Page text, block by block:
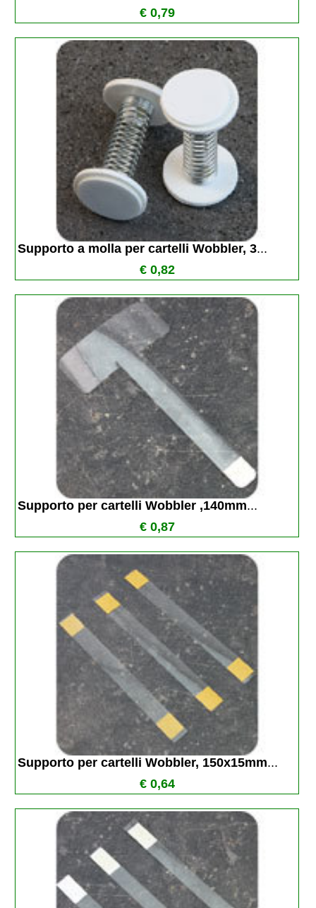
€ 0,79
Supporto a molla per cartelli Wobbler, 3...
€ 0,82
Supporto per cartelli Wobbler ,140mm...
€ 0,87
Supporto per cartelli Wobbler, 150x15mm...
€ 0,64